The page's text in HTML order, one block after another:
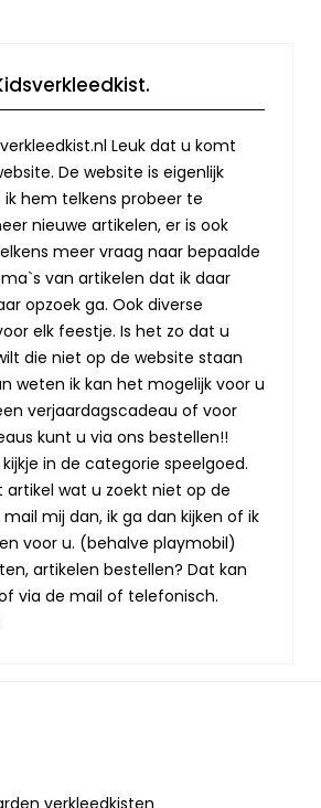
Leuk dat u komt
De website is eigenlijk
hem telkens probeer te
nieuwe artikelen, er is ook
meer vraag naar bepaalde
van artikelen dat ik daar
opzoek ga. Ook diverse
elk feestje. Is het zo dat u
die niet op de website staan
weten ik kan het mogelijk voor u
verjaardagscadeau of voor
kunt u via ons bestellen!!
in de categorie speelgoed.
artikel wat u zoekt niet op de
mij dan, ik ga dan kijken of ik
voor u. (behalve playmobil)
artikelen bestellen? Dat kan
via de mail of telefonisch.
verkleedkisten